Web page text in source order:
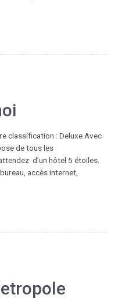
classification : Deluxe Avec
de tous les
d’un hôtel 5 étoiles.
accès internet,